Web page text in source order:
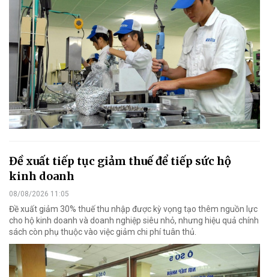
Đề xuất tiếp tục giảm thuế để tiếp sức hộ
kinh doanh
08/08/2026 11:05
Đề xuất giảm 30% thuế thu nhập được kỳ vọng tạo thêm nguồn lực
cho hộ kinh doanh và doanh nghiệp siêu nhỏ, nhưng hiệu quả chính
sách còn phụ thuộc vào việc giảm chi phí tuân thủ.